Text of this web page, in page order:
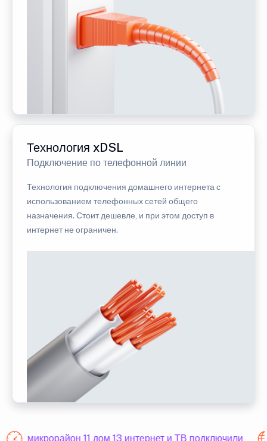
Технология xDSL
Подключение по телефонной линии
Технология подключения домашнего интернета с
использованием телефонных сетей общего
назначения. Стоит дешевле, и при этом доступ в
интернет не ограничен.
микрорайон 11 дом 13 интернет и ТВ подключили